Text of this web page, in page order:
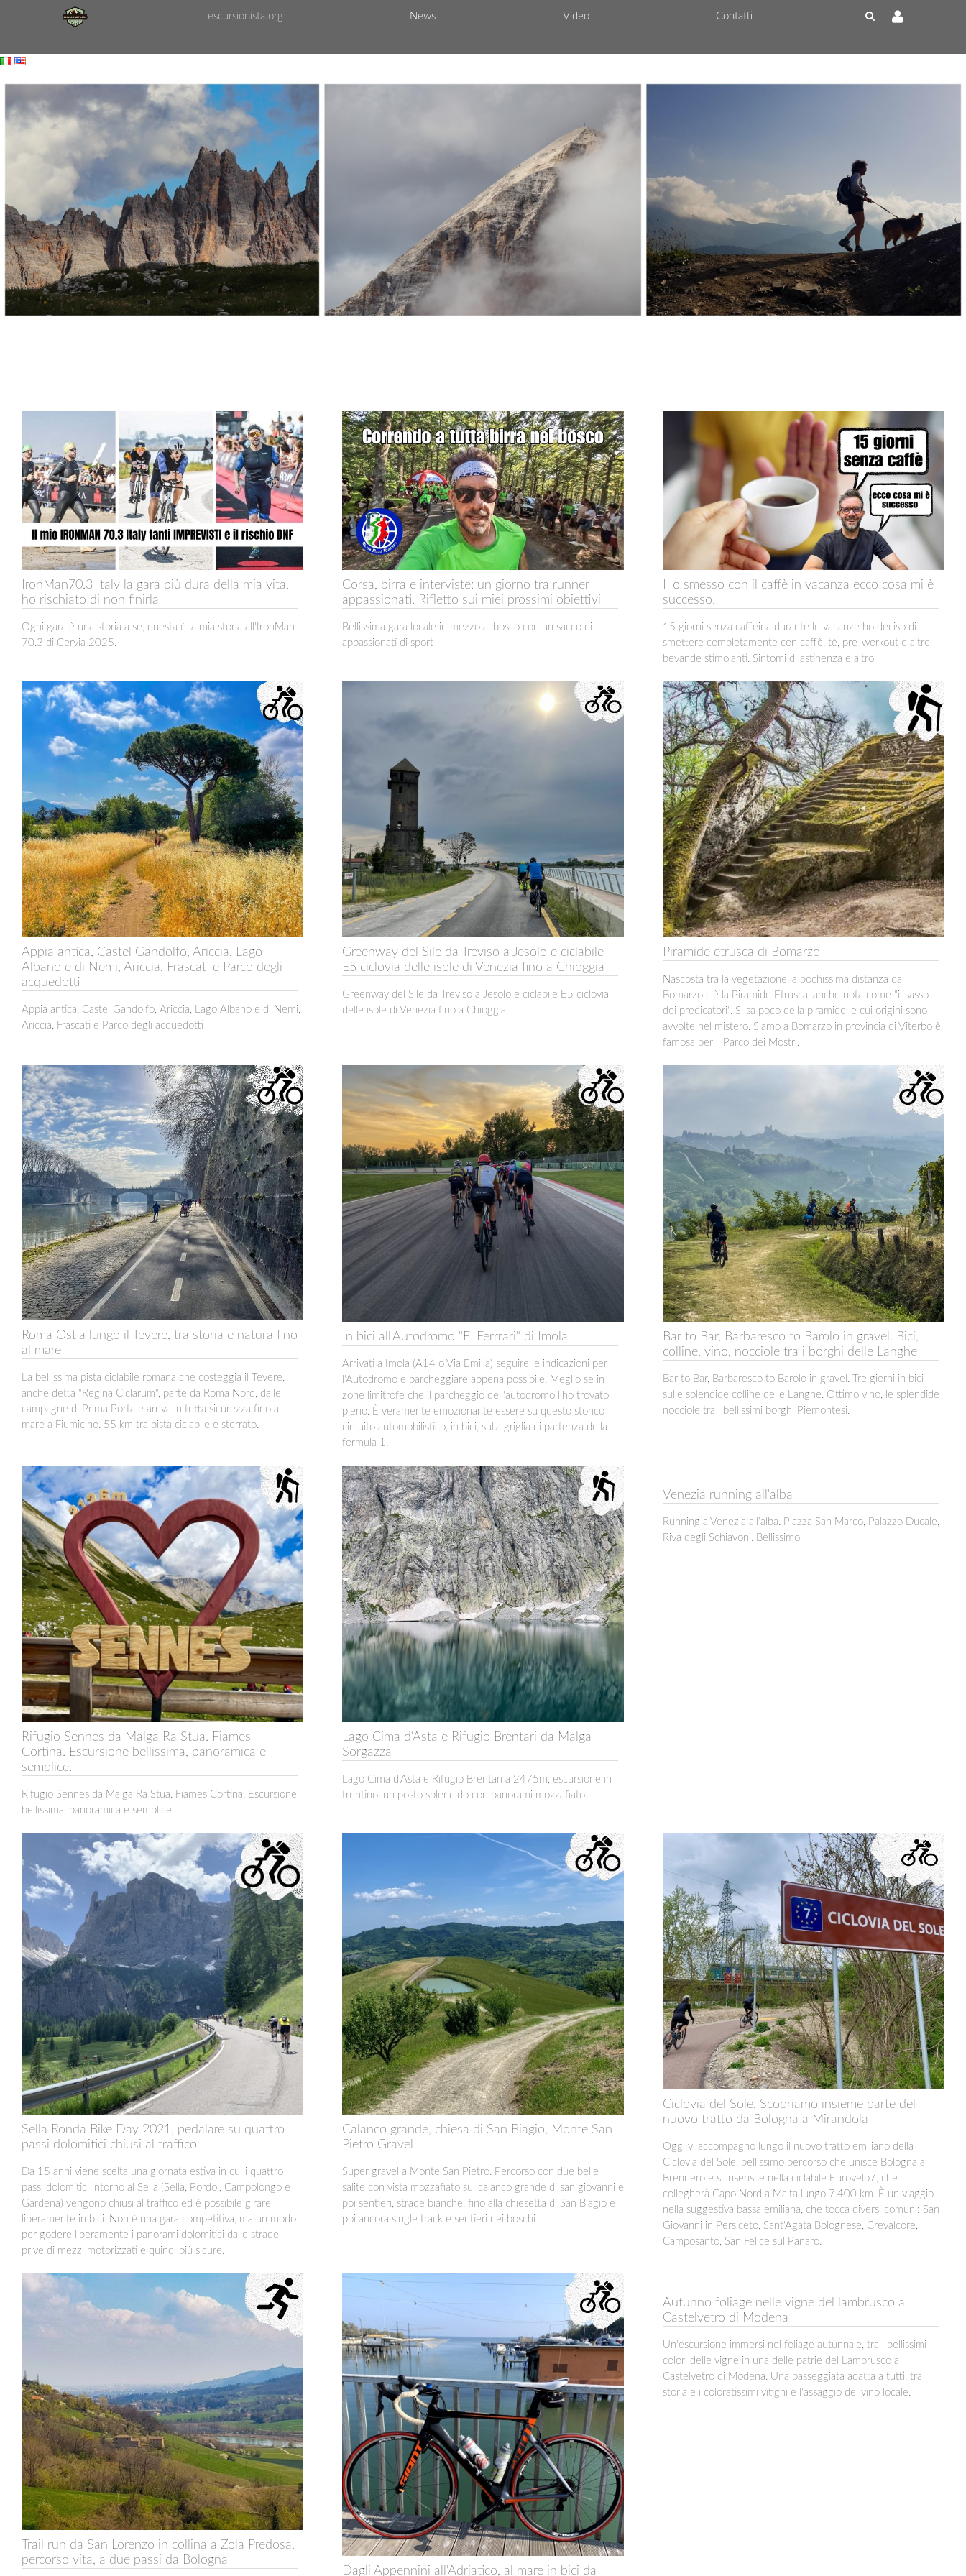
Skip to Content
escursionista.org News Video Contatti
IronMan70.3 Italy la gara più dura della mia vita,
ho rischiato di non finirla
Ogni gara è una storia a se, questa è la mia storia all'IronMan
70.3 di Cervia 2025.
Corsa, birra e interviste: un giorno tra runner
appassionati. Rifletto sui miei prossimi obiettivi
Bellissima gara locale in mezzo al bosco con un sacco di
appassionati di sport
Ho smesso con il caffè in vacanza ecco cosa mi è
successo!
15 giorni senza caffeina durante le vacanze ho deciso di
smettere completamente con caffè, tè, pre-workout e altre
bevande stimolanti. Sintomi di astinenza e altro
Appia antica, Castel Gandolfo, Ariccia, Lago
Albano e di Nemi, Ariccia, Frascati e Parco degli
acquedotti
Appia antica, Castel Gandolfo, Ariccia, Lago Albano e di Nemi,
Ariccia, Frascati e Parco degli acquedotti
Greenway del Sile da Treviso a Jesolo e ciclabile
E5 ciclovia delle isole di Venezia fino a Chioggia
Greenway del Sile da Treviso a Jesolo e ciclabile E5 ciclovia
delle isole di Venezia fino a Chioggia
Piramide etrusca di Bomarzo
Nascosta tra la vegetazione, a pochissima distanza da
Bomarzo c'è la Piramide Etrusca, anche nota come "il sasso
dei predicatori". Si sa poco della piramide le cui origini sono
avvolte nel mistero. Siamo a Bomarzo in provincia di Viterbo è
famosa per il Parco dei Mostri.
Roma Ostia lungo il Tevere, tra storia e natura fino
al mare
La bellissima pista ciclabile romana che costeggia il Tevere,
anche detta "Regina Ciclarum", parte da Roma Nord, dalle
campagne di Prima Porta e arriva in tutta sicurezza fino al
mare a Fiumicino. 55 km tra pista ciclabile e sterrato.
In bici all'Autodromo "E. Ferrrari" di Imola
Arrivati a Imola (A14 o Via Emilia) seguire le indicazioni per
l'Autodromo e parcheggiare appena possibile. Meglio se in
zone limitrofe che il parcheggio dell'autodromo l'ho trovato
pieno. È veramente emozionante essere su questo storico
circuito automobilistico, in bici, sulla griglia di partenza della
formula 1.
Bar to Bar, Barbaresco to Barolo in gravel. Bici,
colline, vino, nocciole tra i borghi delle Langhe
Bar to Bar, Barbaresco to Barolo in gravel. Tre giorni in bici
sulle splendide colline delle Langhe. Ottimo vino, le splendide
nocciole tra i bellissimi borghi Piemontesi.
Rifugio Sennes da Malga Ra Stua. Fiames
Cortina. Escursione bellissima, panoramica e
semplice.
Rifugio Sennes da Malga Ra Stua. Fiames Cortina. Escursione
bellissima, panoramica e semplice.
Lago Cima d'Asta e Rifugio Brentari da Malga
Sorgazza
Lago Cima d’Asta e Rifugio Brentari a 2475m, escursione in
trentino, un posto splendido con panorami mozzafiato.
Sella Ronda Bike Day 2021, pedalare su quattro
passi dolomitici chiusi al traffico
Da 15 anni viene scelta una giornata estiva in cui i quattro
passi dolomitici intorno al Sella (Sella, Pordoi, Campolongo e
Gardena) vengono chiusi al traffico ed è possibile girare
liberamente in bici. Non è una gara competitiva, ma un modo
per godere liberamente i panorami dolomitici dalle strade
prive di mezzi motorizzati e quindi più sicure.
Calanco grande, chiesa di San Biagio, Monte San
Pietro Gravel
Super gravel a Monte San Pietro. Percorso con due belle
salite con vista mozzafiato sul calanco grande di san giovanni e
poi sentieri, strade bianche, fino alla chiesetta di San Biagio e
poi ancora single track e sentieri nei boschi.
Ciclovia del Sole. Scopriamo insieme parte del
nuovo tratto da Bologna a Mirandola
Oggi vi accompagno lungo il nuovo tratto emiliano della
Ciclovia del Sole, bellissimo percorso che unisce Bologna al
Brennero e si inserisce nella ciclabile Eurovelo7, che
collegherà Capo Nord a Malta lungo 7.400 km. È un viaggio
nella suggestiva bassa emiliana, che tocca diversi comuni: San
Giovanni in Persiceto, Sant'Agata Bolognese, Crevalcore,
Camposanto, San Felice sul Panaro.
Trail run da San Lorenzo in collina a Zola Predosa,
percorso vita, a due passi da Bologna
Dagli Appennini all'Adriatico, al mare in bici da